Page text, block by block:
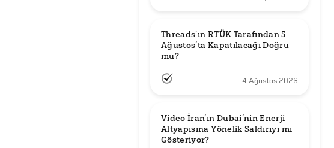
Threads’ın RTÜK Tarafından 5
Ağustos’ta Kapatılacağı Doğru
mu?
4 Ağustos 2026
Video İran’ın Dubai’nin Enerji
Altyapısına Yönelik Saldırıyı mı
Gösteriyor?